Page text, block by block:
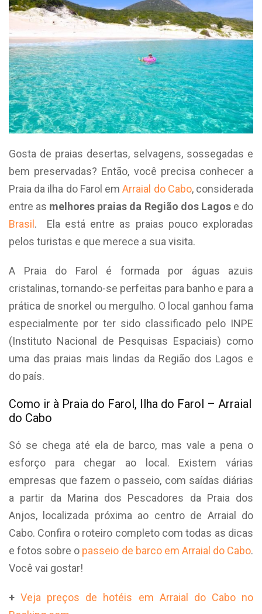
Gosta de praias desertas, selvagens, sossegadas e
bem preservadas? Então, você precisa conhecer a
Praia da ilha do Farol emArraial do Cabo, considerada
entre as melhores praias da Região dos Lagose do
Brasil. Ela está entre as praias pouco exploradas
pelos turistas e que merece a sua visita.
A Praia do Farol é formada por águas azuis
cristalinas, tornando-se perfeitas para banho e para a
prática de snorkel ou mergulho. O local ganhou fama
especialmente por ter sido classificado pelo INPE
(Instituto Nacional de Pesquisas Espaciais) como
uma das praias mais lindas da Região dos Lagos e
do país.
Como ir à Praia do Farol, Ilha do Farol – Arraial
do Cabo
Só se chega até ela de barco, mas vale a pena o
esforço para chegar ao local. Existem várias
empresas que fazem o passeio, com saídas diárias
a partir da Marina dos Pescadores da Praia dos
Anjos, localizada próxima ao centro de Arraial do
Cabo. Confira o roteiro completo com todas as dicas
e fotos sobre o passeio de barco em Arraial do Cabo.
Você vai gostar!
+ Veja preços de hotéis em Arraial do Cabo no